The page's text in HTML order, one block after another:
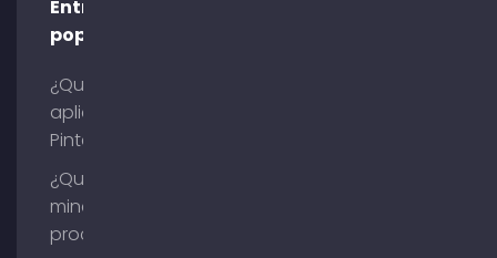
Entradas
populares
¿Qué es la
aplicación
Pinterest?
¿Qué es la
minería de
procesos?